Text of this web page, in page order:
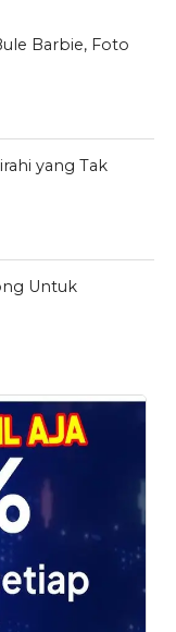
Barbie, Foto
yang Tak
Untuk